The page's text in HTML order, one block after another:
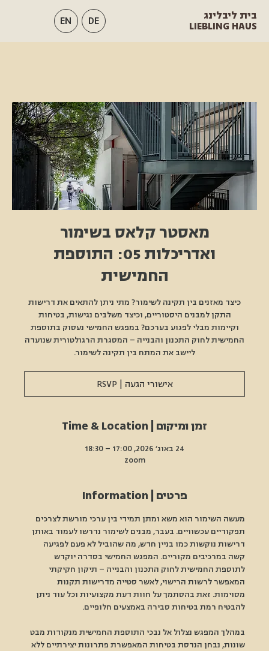
בית ליבלינג
LIEBLING HAUS
EN DE
מאסטר קלאס בשימור
ואדריכלות 05: התוספת
החמישית
כיצד מאזנים בין תקינה לשימור? מתי ניתן להתאים את דרישות
התקן למבנים היסטוריים, וכיצד משלבים נגישות, בטיחות
וקיימות מבלי לפגוע בערכם? במפגש החמישי נעסוק בתוספת
החמישית לחוק התכנון והבנייה – המסגרת הרגולטורית שנועדה
ליישב את המתח בין תקינה לשימור.
אישורי הגעה | RSVP
זמן ומיקום | Time & Location
24 באוג׳ 2026, 17:00 – 18:30
zoom
פרטים | Information
מעשה השימור הוא משא ומתן תמידי בין ערכי מורשת לצרכים
תפקודיים עכשוויים. בעבר, מבנים לשימור נדרשו לעמוד באותן
דרישות נוקשות כמו בניין חדש, מה שהוביל לא פעם לפגיעה
קשה במרכיבים מקוריים. המפגש החמישי בסדרה יוקדש
לתוספת החמישית לחוק התכנון והבנייה – תיקון חקיקתי
המאפשר לרשות הרישוי, לאשר סטייה מדרישות תקנות
מסוימות. זאת בהסתמך על חוות דעת מקצועיות וכל עוד ניתן
להבטיח רמת בטיחות סבירה באמצעים חלופיים.
במהלך המפגש נצלול אל נבכי התוספת החמישית מנקודות מבט
שונות, נבחן הנדסת בטיחות המאפשרת פתרונות יצירתיים ללא